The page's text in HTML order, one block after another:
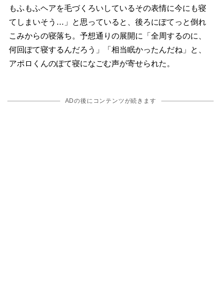
もふもふヘアを毛づくろいしているその表情に今にも寝
てしまいそう…」と思っていると、後ろにぽてっと倒れ
こみからの寝落ち。予想通りの展開に「全周するのに、
何回ぽて寝するんだろう」「相当眠かったんだね」と、
アポロくんのぽて寝になごむ声が寄せられた。
ADの後にコンテンツが続きます